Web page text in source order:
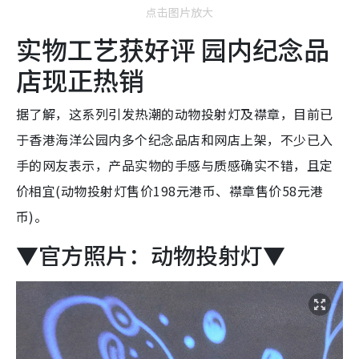
点击图片放大
实物工艺获好评 园内纪念品
店现正热销
据了解，这系列引发热潮的动物投射灯及襟章，目前已
于香港海洋公园内多个纪念品店和网店上架，不少已入
手的网友表示，产品实物的手感与质感确实不错，且定
价相宜(动物投射灯售价198元港币、襟章售价58元港
币)。
▼官方照片：动物投射灯▼